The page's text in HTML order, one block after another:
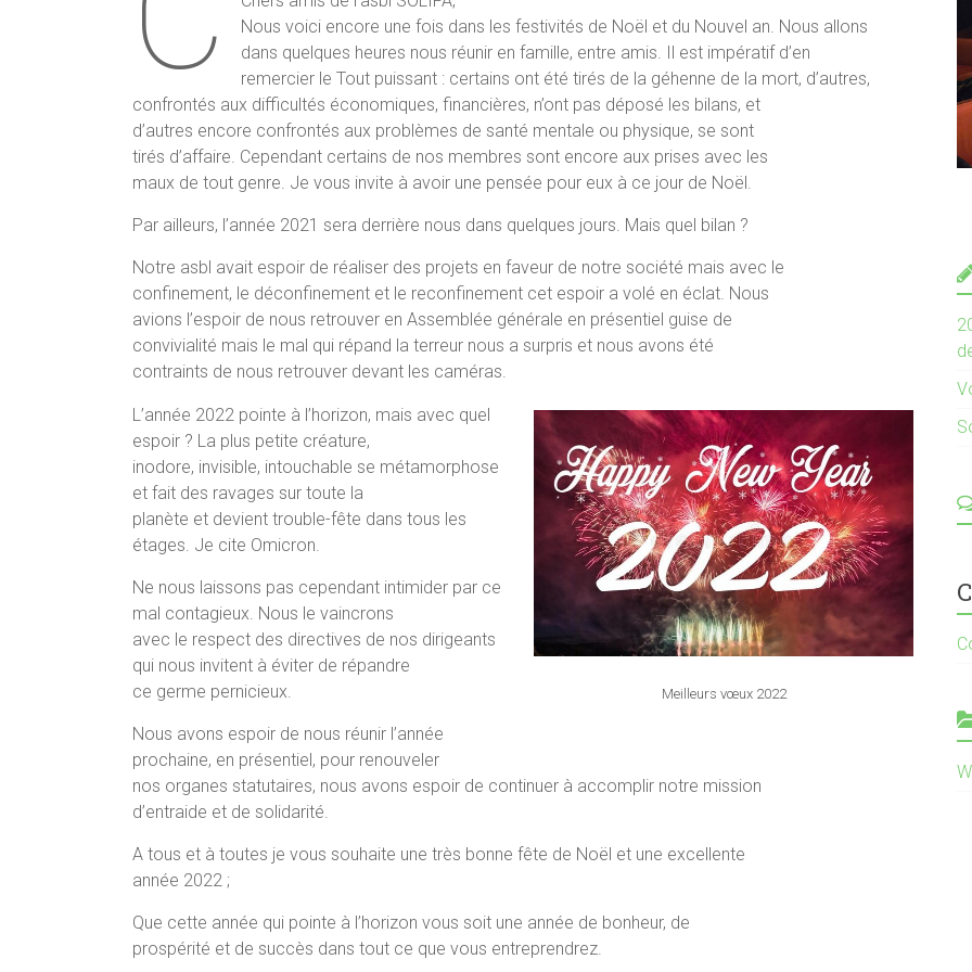
Nous voici encore une fois dans les festivités de Noël et du Nouvel an. Nous allons
dans quelques heures nous réunir en famille, entre amis. Il est impératif d’en
remercier le Tout puissant : certains ont été tirés de la géhenne de la mort, d’autres,
confrontés aux difficultés économiques, financières, n’ont pas déposé les bilans, et
d’autres encore confrontés aux problèmes de santé mentale ou physique, se sont
tirés d’affaire. Cependant certains de nos membres sont encore aux prises avec les
maux de tout genre. Je vous invite à avoir une pensée pour eux à ce jour de Noël.
Par ailleurs, l’année 2021 sera derrière nous dans quelques jours. Mais quel bilan ?
Notre asbl avait espoir de réaliser des projets en faveur de notre société mais avec le
confinement, le déconfinement et le reconfinement cet espoir a volé en éclat. Nous
avions l’espoir de nous retrouver en Assemblée générale en présentiel guise de
convivialité mais le mal qui répand la terreur nous a surpris et nous avons été
contraints de nous retrouver devant les caméras.
Meilleurs vœux 2022
L’année 2022 pointe à l’horizon, mais avec quel
espoir ? La plus petite créature,
inodore, invisible, intouchable se métamorphose
et fait des ravages sur toute la
planète et devient trouble-fête dans tous les
étages. Je cite Omicron.
Ne nous laissons pas cependant intimider par ce
mal contagieux. Nous le vaincrons
avec le respect des directives de nos dirigeants
qui nous invitent à éviter de répandre
ce germe pernicieux.
Nous avons espoir de nous réunir l’année
prochaine, en présentiel, pour renouveler
nos organes statutaires, nous avons espoir de continuer à accomplir notre mission
d’entraide et de solidarité.
A tous et à toutes je vous souhaite une très bonne fête de Noël et une excellente
année 2022 ;
Que cette année qui pointe à l’horizon vous soit une année de bonheur, de
prospérité et de succès dans tout ce que vous entreprendrez.